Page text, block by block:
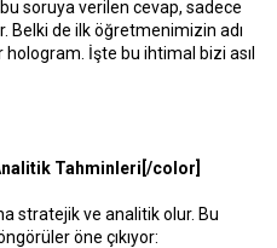
soruya verilen cevap, sadece
Belki de ilk öğretmenimizin adı
hologram. İşte bu ihtimal bizi asıl
Tahminleri[/color]
stratejik ve analitik olur. Bu
öne çıkıyor: